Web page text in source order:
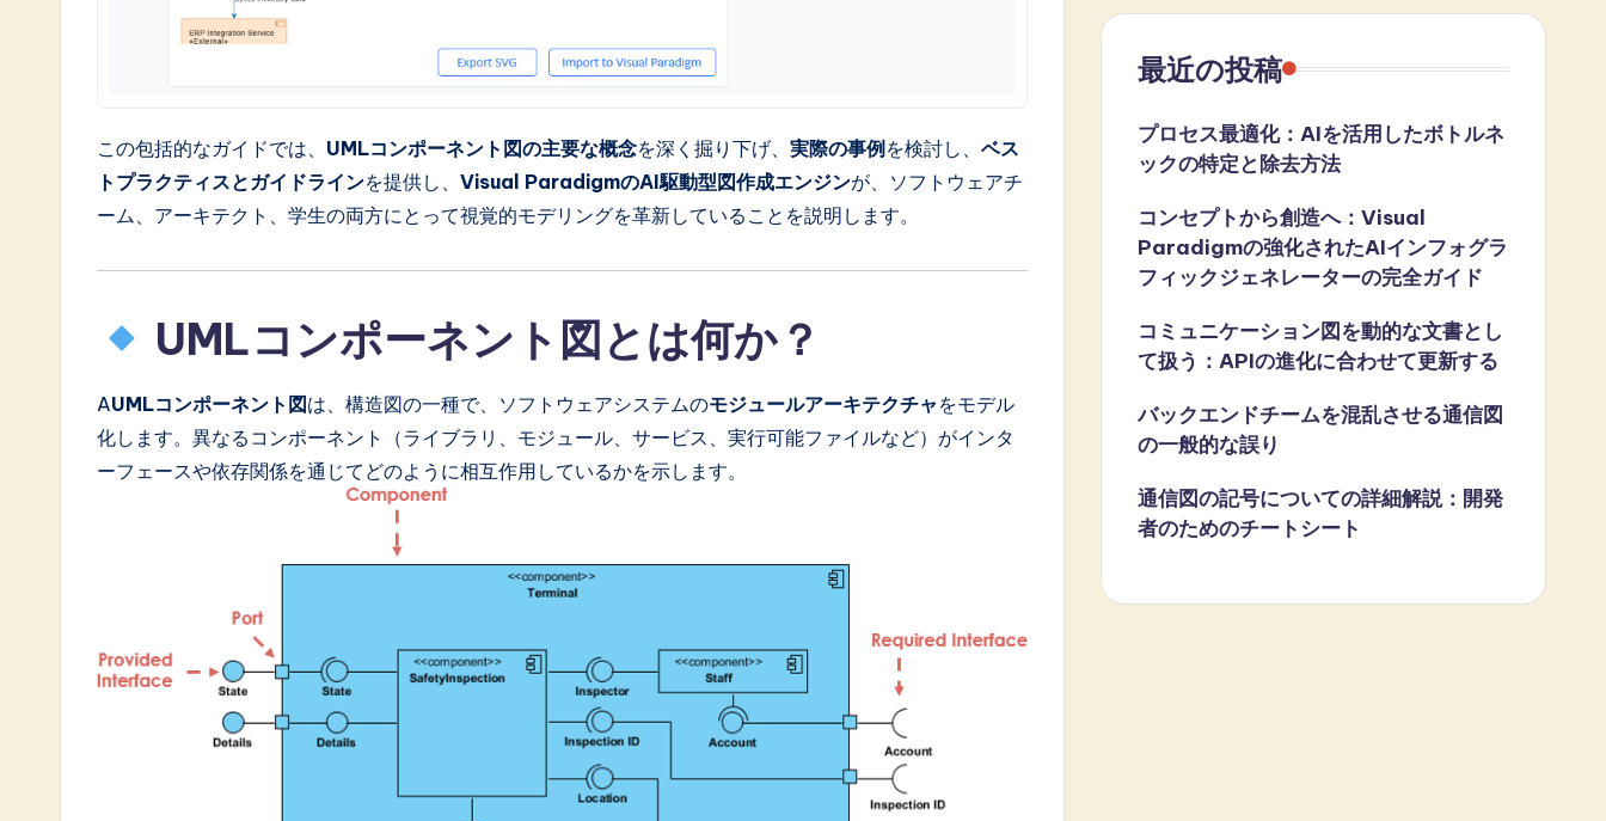
この包括的なガイドでは、 UMLコンポーネント図の主要な概念を深く掘り下げ、 実際の事例 を検討し、 ベス
トプラクティスとガイドラインを提供し、 Visual ParadigmのAI駆動型図作成エンジンが、ソフトウェアチ
ーム、アーキテクト、学生の両方にとって視覚的モデリングを革新していることを説明します。
UMLコンポーネント図とは何か？
AUMLコンポーネント図は、構造図の一種で、ソフトウェアシステムのモジュールアーキテクチャ をモデル
化します。異なるコンポーネント（ライブラリ、モジュール、サービス、実行可能ファイルなど）がインタ
ーフェースや依存関係を通じてどのように相互作用しているかを示します。
最近の投稿
プロセス最適化：AIを活用したボトルネ
ックの特定と除去方法
コンセプトから創造へ：Visual
Paradigmの強化されたAIインフォグラ
フィックジェネレーターの完全ガイド
コミュニケーション図を動的な文書とし
て扱う：APIの進化に合わせて更新する
バックエンドチームを混乱させる通信図
の一般的な誤り
通信図の記号についての詳細解説：開発
者のためのチートシート